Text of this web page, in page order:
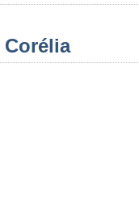
Corélia